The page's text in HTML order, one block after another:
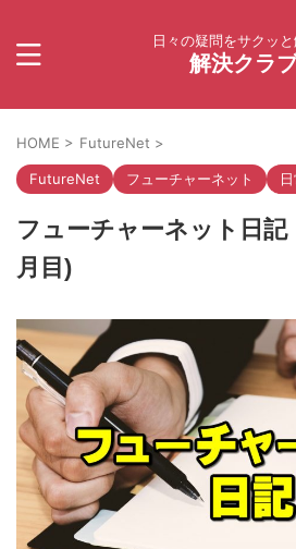
日々の疑問をサクッと
解決クラ
HOME > FutureNet >
FutureNet フューチャーネット
フューチャーネット日
月目)